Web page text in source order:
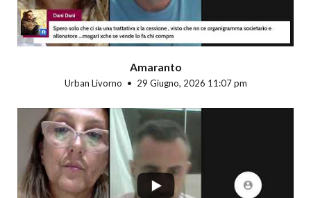
Amaranto
Urban Livorno 29 Giugno, 2026 11:07 pm